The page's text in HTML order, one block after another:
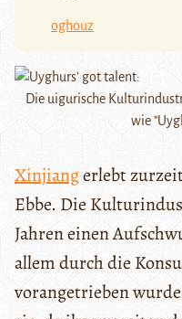
oghouz
Die uigurische
wie
Xinjiangerlebt
Ebbe. Die
Jahren einen
allem durch die
vorangetrieben